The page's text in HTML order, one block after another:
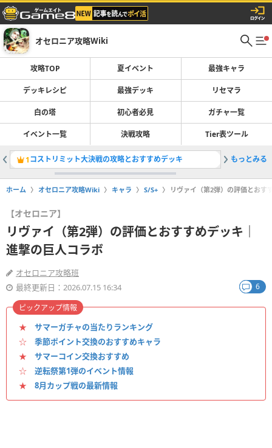
オセロニア攻略Wiki
攻略TOP 夏イベント 最強キャラ
デッキレシピ 最強デッキ リセマラ
白の塔 初心者必見 ガチャ一覧
イベント一覧 決戦攻略 Tier表ツール
1コストリミット大決戦の攻略とおすすめデッキ 2最強デ
もっとみる
ホーム オセロニア攻略Wiki キャラ S/S+ リヴァイ（第2弾）の評価とおす
【オセロニア】
リヴァイ（第2弾）の評価とおすすめデッキ｜
進撃の巨人コラボ
オセロニア攻略班
最終更新日：2026.07.15 16:34
6
★ サマーガチャの当たりランキング
☆ 季節ポイント交換のおすすめキャラ
★ サマーコイン交換おすすめ
☆ 逆転祭第1弾のイベント情報
★ 8月カップ戦の最新情報
ピックアップ情報